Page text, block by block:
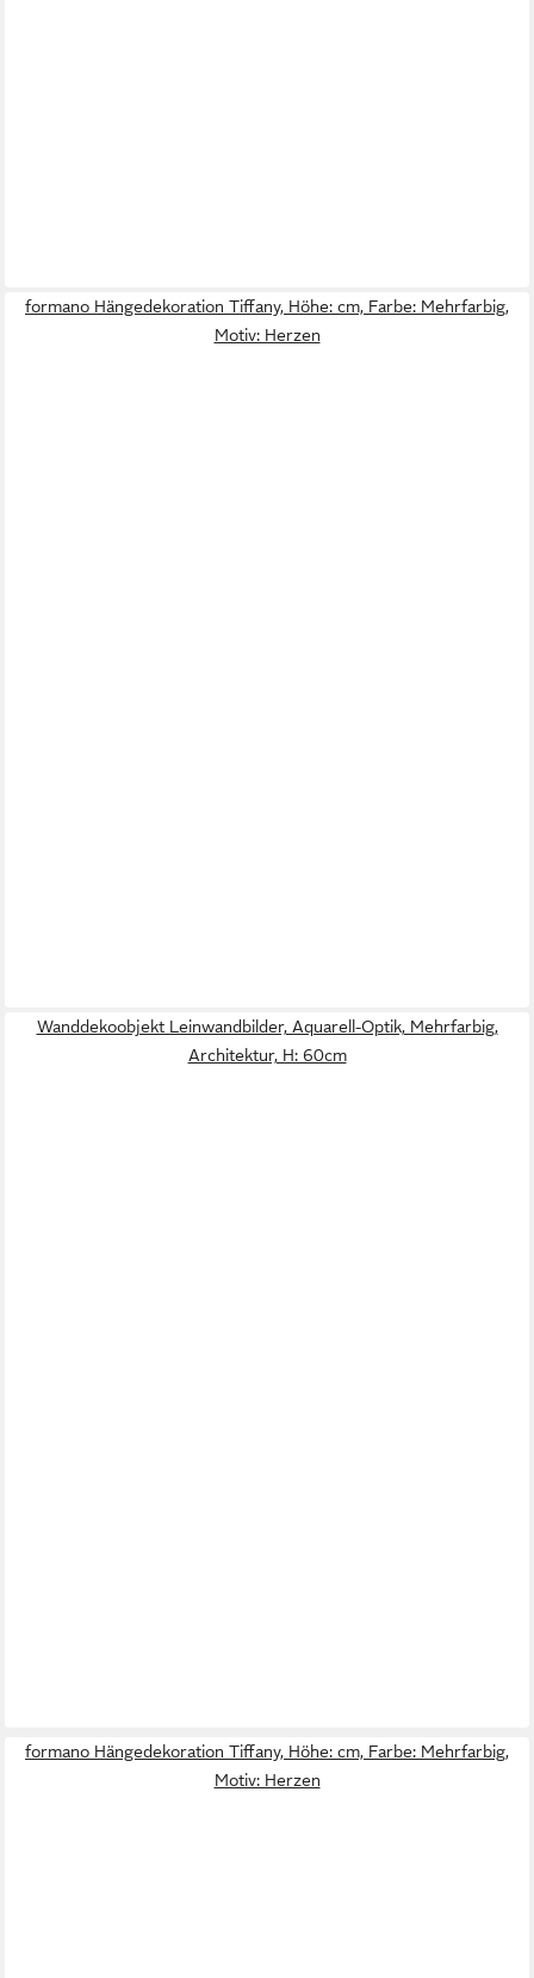
formano Hängedekoration Tiffany, Höhe: cm, Farbe: Mehrfarbig,
Motiv: Herzen
Wanddekoobjekt Leinwandbilder, Aquarell-Optik, Mehrfarbig,
Architektur, H: 60cm
formano Hängedekoration Tiffany, Höhe: cm, Farbe: Mehrfarbig,
Motiv: Herzen